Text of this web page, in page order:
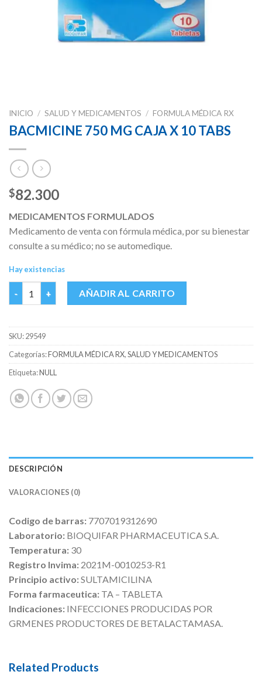
INICIO / SALUD Y MEDICAMENTOS / FORMULA MÉDICA RX
BACMICINE 750 MG CAJA X 10 TABS
$82.300
MEDICAMENTOS FORMULADOS
Medicamento de venta con fórmula médica, por su bienestar
consulte a su médico; no se automedique.
Hay existencias
BACMICINE 750 MG CAJA X 10 TABS cantidad
AÑADIR AL CARRITO
SKU:29549
Categorías:FORMULA MÉDICA RX,SALUD Y MEDICAMENTOS
Etiqueta:NULL
DESCRIPCIÓN
VALORACIONES (0)
Codigo de barras: 7707019312690
Laboratorio: BIOQUIFAR PHARMACEUTICA S.A.
Temperatura: 30
Registro Invima: 2021M-0010253-R1
Principio activo:SULTAMICILINA
Forma farmaceutica: TA – TABLETA
Indicaciones: INFECCIONES PRODUCIDAS POR
GRMENES PRODUCTORES DE BETALACTAMASA.
Related Products